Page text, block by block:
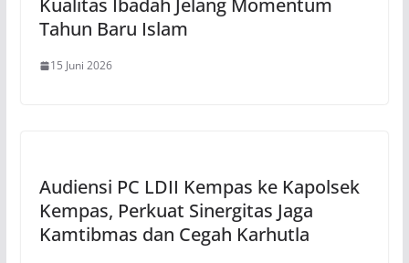
Kualitas Ibadah Jelang Momentum
Tahun Baru Islam
15 Juni 2026
Audiensi PC LDII Kempas ke Kapolsek
Kempas, Perkuat Sinergitas Jaga
Kamtibmas dan Cegah Karhutla